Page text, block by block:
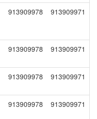
913909978 913909971
913909978 913909971
913909978 913909971
913909978 913909971